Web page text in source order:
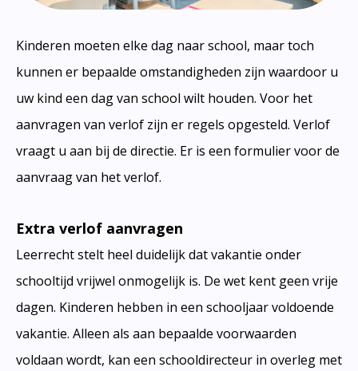
Kinderen moeten elke dag naar school, maar toch
kunnen er bepaalde omstandigheden zijn waardoor u
uw kind een dag van school wilt houden. Voor het
aanvragen van verlof zijn er regels opgesteld. Verlof
vraagt u aan bij de directie. Er is een formulier voor de
aanvraag van het verlof.
Extra verlof aanvragen
Leerrecht stelt heel duidelijk dat vakantie onder
schooltijd vrijwel onmogelijk is. De wet kent geen vrije
dagen. Kinderen hebben in een schooljaar voldoende
vakantie. Alleen als aan bepaalde voorwaarden
voldaan wordt, kan een schooldirecteur in overleg met